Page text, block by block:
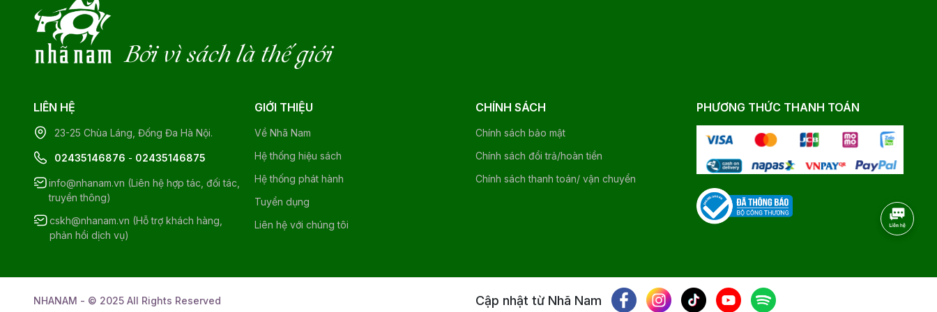
Bởi vì sách là thế giới
LIÊN HỆ
23-25 Chùa Láng, Đống Đa Hà Nội.
02435146876 - 02435146875
info@nhanam.vn (Liên hệ hợp tác, đối tác,
truyền thông)
cskh@nhanam.vn (Hỗ trợ khách hàng,
phản hồi dịch vụ)
GIỚI THIỆU
Về Nhã Nam
Hệ thống hiệu sách
Hệ thống phát hành
Tuyển dụng
Liên hệ với chúng tôi
CHÍNH SÁCH
Chính sách bảo mật
Chính sách đổi trả/hoàn tiền
Chính sách thanh toán/ vận chuyển
PHƯƠNG THỨC THANH TOÁN
NHANAM - © 2025 All Rights Reserved Cập nhật từ Nhã Nam